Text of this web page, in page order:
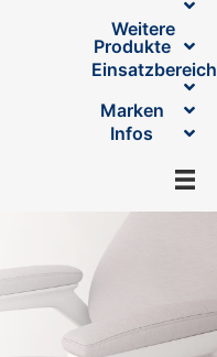
Weitere
Produkte
Marken
Infos